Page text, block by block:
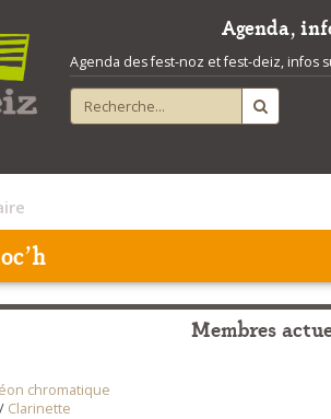
Agenda,
Agenda des fest-noz et fest-deiz, infos
Membres
chromatique
/ Clarinette